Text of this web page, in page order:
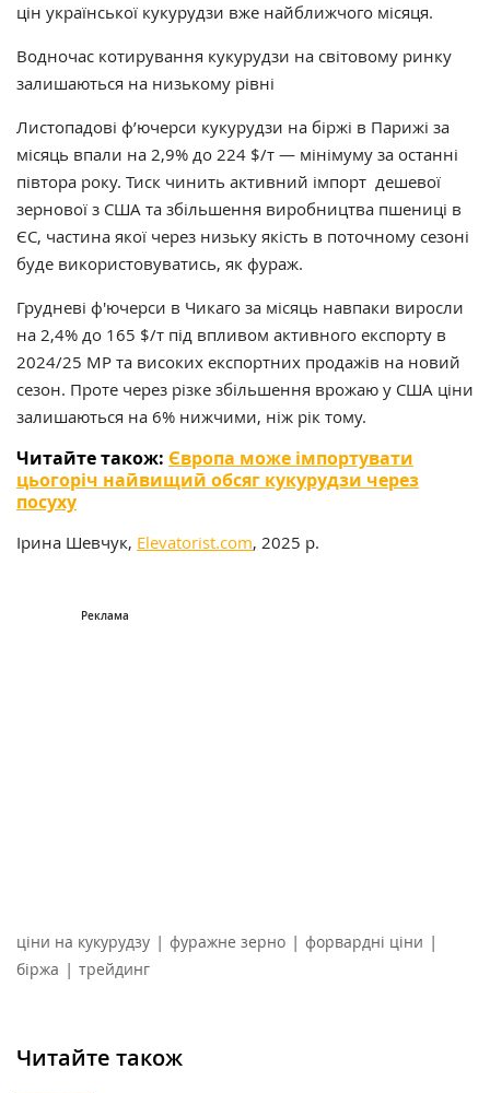
цін української кукурудзи вже найближчого місяця.
Водночас котирування кукурудзи на світовому ринку
залишаються на низькому рівні
Листопадові ф’ючерси кукурудзи на біржі в Парижі за
місяць впали на 2,9% до 224 $/т — мінімуму за останні
півтора року. Тиск чинить активний імпорт дешевої
зернової з США та збільшення виробництва пшениці в
ЄС, частина якої через низьку якість в поточному сезоні
буде використовуватись, як фураж.
Грудневі ф'ючерси в Чикаго за місяць навпаки виросли
на 2,4% до 165 $/т під впливом активного експорту в
2024/25 МР та високих експортних продажів на новий
сезон. Проте через різке збільшення врожаю у США ціни
залишаються на 6% нижчими, ніж рік тому.
Читайте також: Європа може імпортувати
цьогоріч найвищий обсяг кукурудзи через
посуху
Ірина Шевчук, Elevatorist.com, 2025 р.
ціни на кукурудзу | фуражне зерно | форвардні ціни |
біржа | трейдинг
Читайте також